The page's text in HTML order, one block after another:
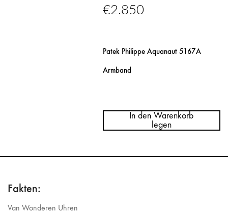
€2.850
Patek Philippe Aquanaut 5167A
Armband
Philippe
5167A
In den Warenkorb
legen
Fakten:
Van Wonderen Uhren